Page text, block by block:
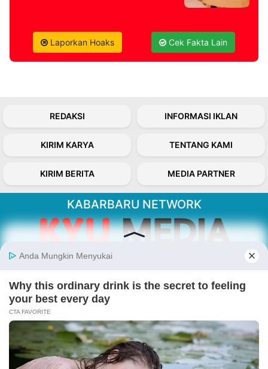
Laporkan Hoaks Cek Fakta Lain
REDAKSI INFORMASI IKLAN
KIRIM KARYA TENTANG KAMI
KIRIM BERITA MEDIA PARTNER
KABARBARU NETWORK
Kabarbaru.co menyajikan berita aktual dan
inspiratif dari sudut pandang berbaik sangka
Follow Kabarbaru